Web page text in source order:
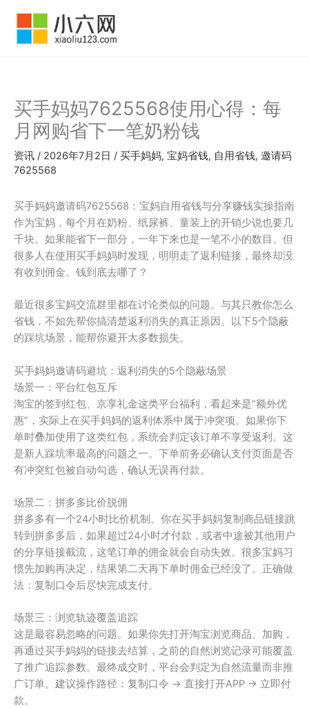
买手妈妈7625568使用心得：每
月网购省下一笔奶粉钱
资讯 / 2026年7月2日 / 买手妈妈, 宝妈省钱, 自用省钱, 邀请码
7625568
买手妈妈邀请码7625568：宝妈自用省钱与分享赚钱实操指南
作为宝妈，每个月在奶粉、纸尿裤、童装上的开销少说也要几
千块。如果能省下一部分，一年下来也是一笔不小的数目。但
很多人在使用买手妈妈时发现，明明走了返利链接，最终却没
有收到佣金。钱到底去哪了？
最近很多宝妈交流群里都在讨论类似的问题。与其只教你怎么
省钱，不如先帮你搞清楚返利消失的真正原因。以下5个隐蔽
的踩坑场景，能帮你避开大多数损失。
买手妈妈邀请码避坑：返利消失的5个隐蔽场景
场景一：平台红包互斥
淘宝的签到红包、京享礼金这类平台福利，看起来是”额外优
惠”，实际上在买手妈妈的返利体系中属于冲突项。如果你下
单时叠加使用了这类红包，系统会判定该订单不享受返利。这
是新人踩坑率最高的问题之一。下单前务必确认支付页面是否
有冲突红包被自动勾选，确认无误再付款。
场景二：拼多多比价脱佣
拼多多有一个24小时比价机制。你在买手妈妈复制商品链接跳
转到拼多多后，如果超过24小时才付款，或者中途被其他用户
的分享链接截流，这笔订单的佣金就会自动失效。很多宝妈习
惯先加购再决定，结果第二天再下单时佣金已经没了。正确做
法：复制口令后尽快完成支付。
场景三：浏览轨迹覆盖追踪
这是最容易忽略的问题。如果你先打开淘宝浏览商品、加购，
再通过买手妈妈的链接去结算，之前的自然浏览记录可能覆盖
了推广追踪参数。最终成交时，平台会判定为自然流量而非推
广订单。建议操作路径：复制口令 → 直接打开APP → 立即付
款。